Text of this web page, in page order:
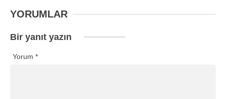
YORUMLAR
Bir yanıt yazın
Yorum *